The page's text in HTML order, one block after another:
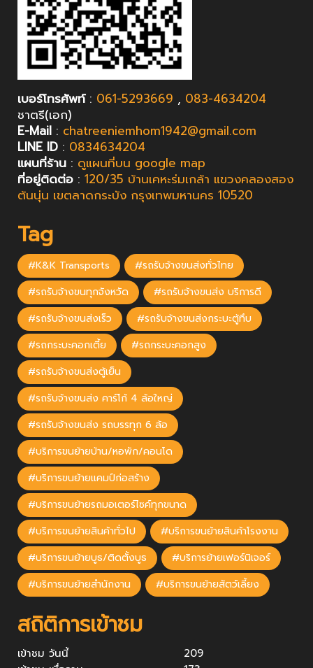
เบอร์โทรศัพท์: 061-5293669 , 083-4634204
ชาตรี(เอก)​
E-Mail : chatreeniemhom1942@gmail.com
LINE ID : 0834634204
แผนที่ร้าน : ดูแผนที่บน google map
ที่อยู่ติดต่อ : 120/35 บ้านเคหะร่มเกล้า แขวงคลองสอง
ต้นนุ่น เขตลาดกระบัง กรุงเทพมหานคร 10520
Tag
#K&K Transports
#รถรับจ้างขนส่งทั่วไทย
#รถรับจ้างขนทุกจังหวัด
#รถรับจ้างขนส่ง บริการดี
#รถรับจ้างขนส่งเร็ว
#รถรับจ้างขนส่งกระบะตู้ทึบ
#รถกระบะคอกเตี้ย
#รถกระบะคอกสูง
#รถรับจ้างขนส่งตู้เย็น
#รถรับจ้างขนส่ง คาร์โก้ 4 ล้อใหญ่
#รถรับจ้างขนส่ง รถบรรทุก 6 ล้อ
#บริการขนย้ายบ้าน/หอพัก/คอนโด
#บริการขนย้ายแคมป์ก่อสร้าง
#บริการขนย้ายรถมอเตอร์ไซค์ทุกขนาด
#บริการขนย้ายสินค้าทั่วไป
#บริการขนย้ายสินค้าโรงงาน
#บริการขนย้ายบูธ/ติดตั้งบูธ
#บริการย้ายเฟอร์นิเจอร์
#บริการขนย้ายสำนักงาน
#บริการขนย้ายสัตว์เลี้ยง
สถิติการเข้าชม
เข้าชม วันนี้
209